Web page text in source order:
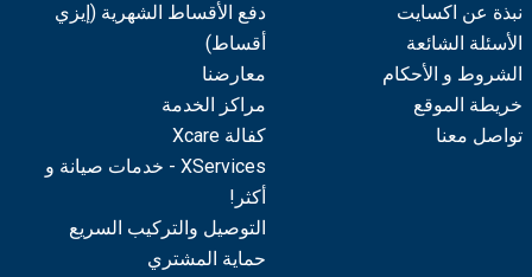
نبذة عن اكسايت
الأسئلة الشائعة
الشروط و الأحكام
خريطة الموقع
تواصل معنا
دفع الأقساط الشهرية (إيزي
أقساط)
معارضنا
مراكز الخدمة
كفالة Xcare
XServices - خدمات صيانة و
أكثر!
التوصيل والتركيب السريع
حماية المشتري